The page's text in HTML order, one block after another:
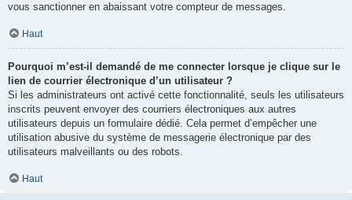
vous sanctionner en abaissant votre compteur de messages.
Haut
Pourquoi m’est-il demandé de me connecter lorsque je clique sur le
lien de courrier électronique d’un utilisateur ?
Si les administrateurs ont activé cette fonctionnalité, seuls les utilisateurs
inscrits peuvent envoyer des courriers électroniques aux autres
utilisateurs depuis un formulaire dédié. Cela permet d’empêcher une
utilisation abusive du système de messagerie électronique par des
utilisateurs malveillants ou des robots.
Haut